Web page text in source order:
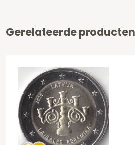
Gerelateerde producten